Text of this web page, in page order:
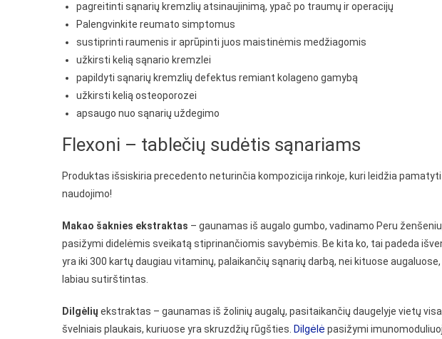
pagreitinti sąnarių kremzlių atsinaujinimą, ypač po traumų ir operacijų
Palengvinkite reumato simptomus
sustiprinti raumenis ir aprūpinti juos maistinėmis medžiagomis
užkirsti kelią sąnario kremzlei
papildyti sąnarių kremzlių defektus remiant kolageno gamybą
užkirsti kelią osteoporozei
apsaugo nuo sąnarių uždegimo
Flexoni – tablečių sudėtis sąnariams
Produktas išsiskiria precedento neturinčia kompozicija rinkoje, kuri leidžia
naudojimo!
Makao šaknies ekstraktas – gaunamas iš augalo gumbo, vadinamo Peru
pasižymi didelėmis sveikatą stiprinančiomis savybėmis. Be kita ko, tai padeda
yra iki 300 kartų daugiau vitaminų, palaikančių sąnarių darbą, nei kituose
labiau sutirštintas.
Dilgėlių ekstraktas – gaunamas iš žolinių augalų, pasitaikančių daugelyje vietų
švelniais plaukais, kuriuose yra skruzdžių rūgšties. Dilgėlė pasižymi